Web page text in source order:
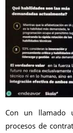
Con un llamado
procesos de